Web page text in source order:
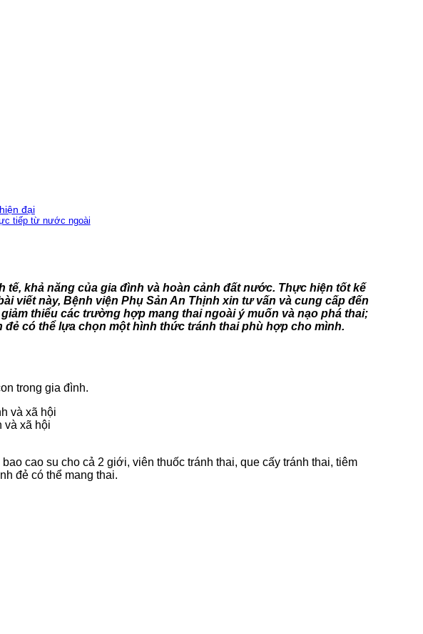
đại
tiếp từ nước ngoài
khả năng của gia đình và hoàn cảnh đất nước. Thực hiện tốt kế
viết này, Bệnh viện Phụ Sản An Thịnh xin tư vấn và cung cấp đến
thiểu các trường hợp mang thai ngoài ý muốn và nạo phá thai;
có thể lựa chọn một hình thức tránh thai phù hợp cho mình.
trong gia đình.
và xã hội
cao su cho cả 2 giới, viên thuốc tránh thai, que cấy tránh thai, tiêm
đẻ có thể mang thai.